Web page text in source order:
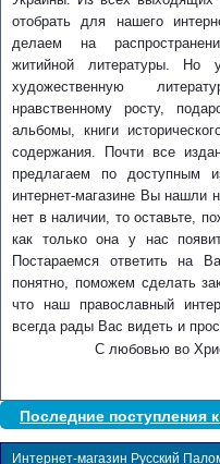
отобрать для нашего
делаем на
житийной литературы.
художественную
нравственному росту,
альбомы, книги
содержания. Почти все
предлагаем по доступным
интернет-магазине Вы нашли
нет в наличии, то оставьте,
как только она у нас
Постараемся ответить на
понятно, поможем сделать
что наш православный
всегда рады Вас видеть и
С любовью во
Последние поступления
Интернет-магазин Русский